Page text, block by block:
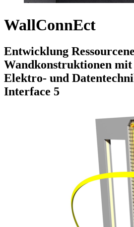
WallConnEct
Entwicklung
Wandkonstruktionen
Elektro- und
Interface 5